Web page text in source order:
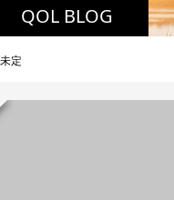
QOL BLOG
定